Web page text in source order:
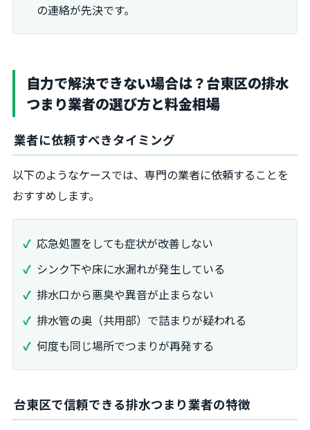
の連絡が先決です。
自力で解決できない場合は？台東区の排水
つまり業者の選び方と料金相場
業者に依頼すべきタイミング
以下のようなケースでは、専門の業者に依頼することを
おすすめします。
応急処置をしても症状が改善しない
シンク下や床に水漏れが発生している
排水口から悪臭や異音が止まらない
排水管の奥（共用部）で詰まりが疑われる
何度も同じ場所でつまりが再発する
台東区で信頼できる排水つまり業者の特徴